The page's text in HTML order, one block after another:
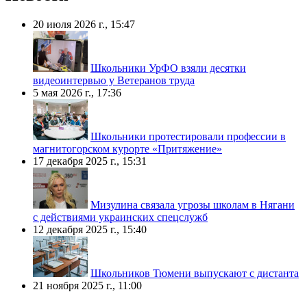
20 июля 2026 г., 15:47
Школьники УрФО взяли десятки
видеоинтервью у Ветеранов труда
5 мая 2026 г., 17:36
Школьники протестировали профессии в
магнитогорском курорте «Притяжение»
17 декабря 2025 г., 15:31
Мизулина связала угрозы школам в Нягани
с действиями украинских спецслужб
12 декабря 2025 г., 15:40
Школьников Тюмени выпускают с дистанта
21 ноября 2025 г., 11:00